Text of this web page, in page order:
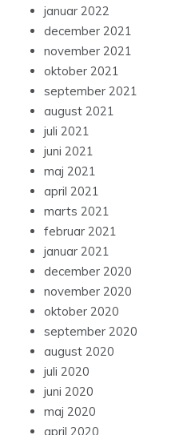
januar 2022
december 2021
november 2021
oktober 2021
september 2021
august 2021
juli 2021
juni 2021
maj 2021
april 2021
marts 2021
februar 2021
januar 2021
december 2020
november 2020
oktober 2020
september 2020
august 2020
juli 2020
juni 2020
maj 2020
april 2020